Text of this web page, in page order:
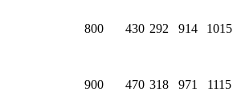
800 430 292 914 1015
900 470 318 971 1115